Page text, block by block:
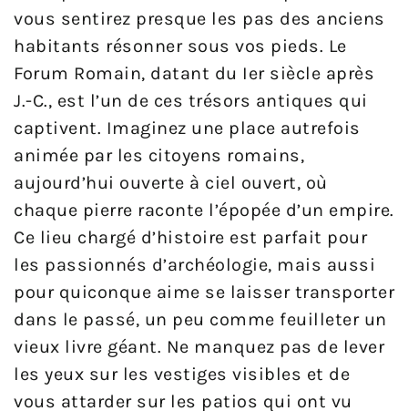
vous sentirez presque les pas des anciens
habitants résonner sous vos pieds. Le
Forum Romain, datant du Ier siècle après
J.-C., est l’un de ces trésors antiques qui
captivent. Imaginez une place autrefois
animée par les citoyens romains,
aujourd’hui ouverte à ciel ouvert, où
chaque pierre raconte l’épopée d’un empire.
Ce lieu chargé d’histoire est parfait pour
les passionnés d’archéologie, mais aussi
pour quiconque aime se laisser transporter
dans le passé, un peu comme feuilleter un
vieux livre géant. Ne manquez pas de lever
les yeux sur les vestiges visibles et de
vous attarder sur les patios qui ont vu